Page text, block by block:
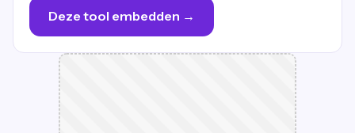
Deze tool embedden →